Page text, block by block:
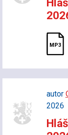
autor
2026